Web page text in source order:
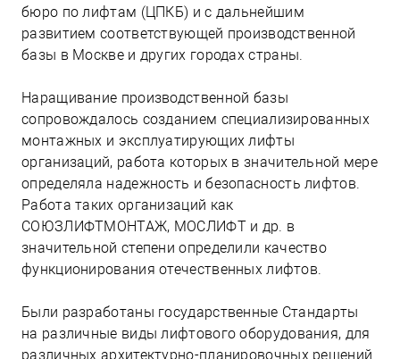
бюро по лифтам (ЦПКБ) и с дальнейшим
развитием соответствующей производственной
базы в Москве и других городах страны.
Наращивание производственной базы
сопровождалось созданием специализированных
монтажных и эксплуатирующих лифты
организаций, работа которых в значительной мере
определяла надежность и безопасность лифтов.
Работа таких организаций как
СОЮЗЛИФТМОНТАЖ, МОСЛИФТ и др. в
значительной степени определили качество
функционирования отечественных лифтов.
Были разработаны государственные Стандарты
на различные виды лифтового оборудования, для
различных архитектурно-планировочных решений